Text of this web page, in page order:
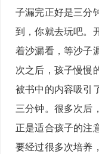
子漏完正好是三分
到，你就去玩吧。
着沙漏看，等沙子
次之后，孩子慢慢
被书中的内容吸引
三分钟。很多次后
正是适合孩子的注
要经过很多次培养